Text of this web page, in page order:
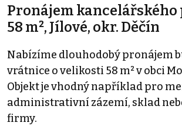
Pronájem
58 m², Jílové, okr. Děčín
Nabízíme dlouhodobý pronájem
vrátnice o velikosti 58 m² v obci
Objekt je vhodný například pro
administrativní zázemí, sklad
firmy.